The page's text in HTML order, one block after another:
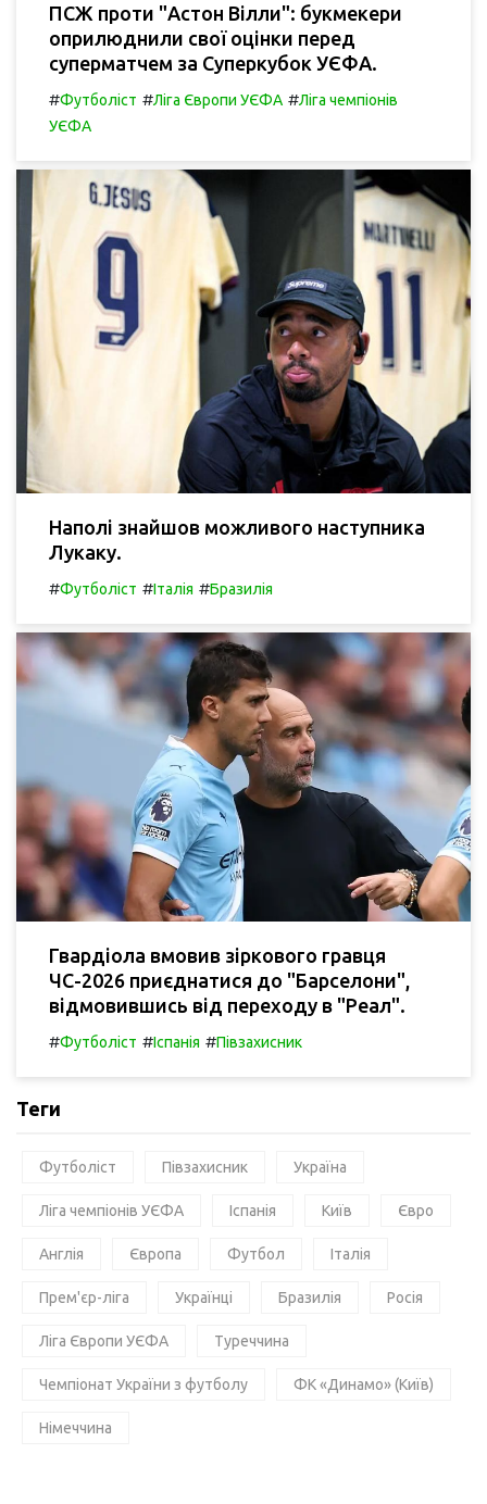
ПСЖ проти "Астон Вілли": букмекери
оприлюднили свої оцінки перед
суперматчем за Суперкубок УЄФА.
#Футболіст #Ліга Європи УЄФА #Ліга чемпіонів
УЄФА
Наполі знайшов можливого наступника
Лукаку.
#Футболіст #Італія #Бразилія
Гвардіола вмовив зіркового гравця
ЧС-2026 приєднатися до "Барселони",
відмовившись від переходу в "Реал".
#Футболіст #Іспанія #Півзахисник
Теги
Футболіст Півзахисник Україна
Ліга чемпіонів УЄФА Іспанія Київ Євро
Англія Європа Футбол Італія
Прем'єр-ліга Українці Бразилія Росія
Ліга Європи УЄФА Туреччина
Чемпіонат України з футболу ФК «Динамо» (Київ)
Німеччина